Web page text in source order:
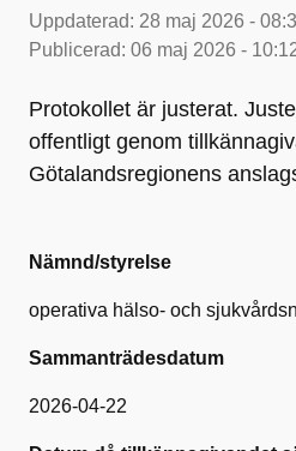
Uppdaterad: 28 maj 2026 -
Publicerad: 06 maj 2026 -
Protokollet är justerat.
offentligt genom
Götalandsregionens
Nämnd/styrelse
operativa hälso- och
Sammanträdesdatum
2026-04-22